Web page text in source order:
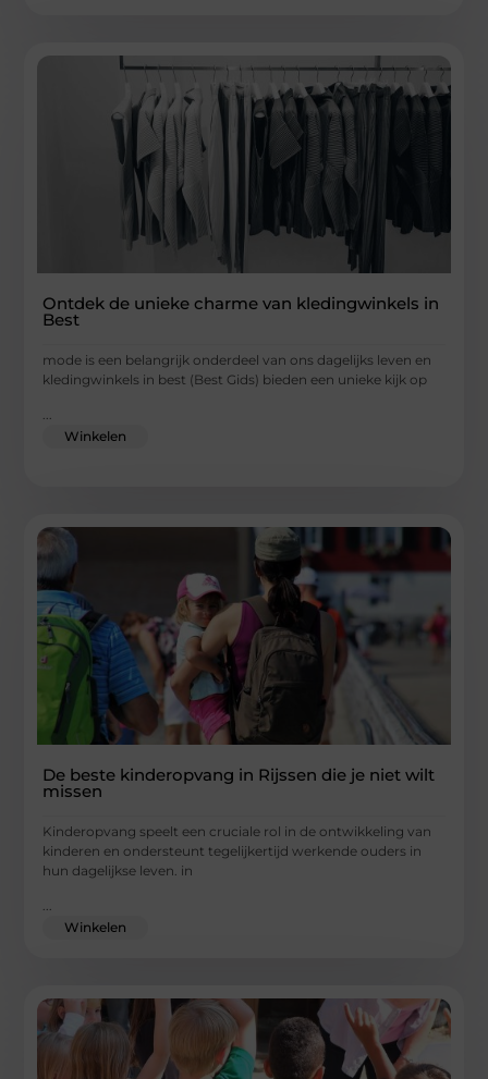
Ontdek de unieke charme van kledingwinkels in
Best
mode is een belangrijk onderdeel van ons dagelijks leven en
kledingwinkels in best (Best Gids) bieden een unieke kijk op
...
Winkelen
De beste kinderopvang in Rijssen die je niet wilt
missen
Kinderopvang speelt een cruciale rol in de ontwikkeling van
kinderen en ondersteunt tegelijkertijd werkende ouders in
hun dagelijkse leven. in
...
Winkelen